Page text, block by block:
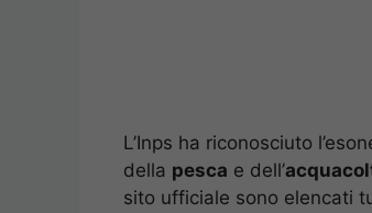
L’Inps ha riconosciuto
della pesca e dell’
sito ufficiale sono elencati